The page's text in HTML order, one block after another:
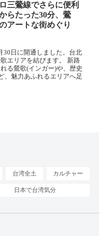
三鶯線でさらに便利
らたった30分、鶯
アートな街めぐり
30日に開通しました。台北
エリアを結びます。 新路
る鶯歌(インガー)や、歴史
、魅力あふれるエリアへ足
台湾全土 カルチャー
日本で台湾気分